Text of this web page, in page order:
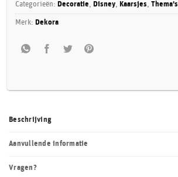
Categorieën: Decoratie, Disney, Kaarsjes,Thema's
Merk: Dekora
Beschrijving
Aanvullende informatie
Vragen?